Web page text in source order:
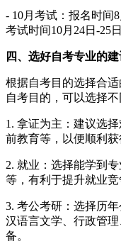
- 10月考试：报名时间
考试时间10月24日-25日
四、选好自考专业的建
根据自考目的选择合
自考目的，可以选择不
1. 拿证为主：建议选
前教育等，以便顺利获
2. 就业：选择能学到
等，有利于提升就业竞
3. 考公考研：选择历
汉语言文学、行政管
备。